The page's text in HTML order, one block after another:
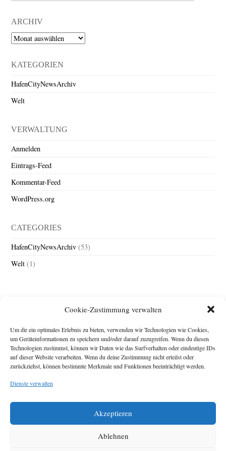
Cookie-Zustimmung verwalten
Um dir ein optimales Erlebnis zu bieten, verwenden wir Technologien wie Cookies,
um Geräteinformationen zu speichern und/oder darauf zuzugreifen. Wenn du diesen
Technologien zustimmst, können wir Daten wie das Surfverhalten oder eindeutige IDs
auf dieser Website verarbeiten. Wenn du deine Zustimmung nicht erteilst oder
zurückziehst, können bestimmte Merkmale und Funktionen beeinträchtigt werden.
Dienste verwalten
Akzeptieren
Ablehnen
ARCHIV
Archiv
KATEGORIEN
HafenCityNewsArchiv
Welt
VERWALTUNG
Anmelden
Eintrags-Feed
Kommentar-Feed
WordPress.org
CATEGORIES
HafenCityNewsArchiv (53)
Welt (1)
Impressum
Michael Baden,
Diese Webseite stellt
zehn Jahre der